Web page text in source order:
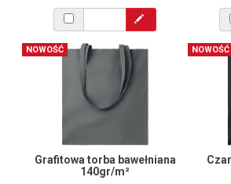
NOWOŚĆ
Grafitowa torba bawełniana
140gr/m²
NOWOŚĆ